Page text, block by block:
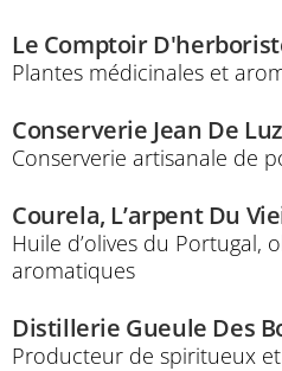
Le Comptoir
Plantes médicinales et
Conserverie Jean De Luz
Conserverie artisanale de
Courela, L’arpent Du
Huile d’olives du Portugal,
aromatiques
Distillerie Gueule Des
Producteur de spiritueux